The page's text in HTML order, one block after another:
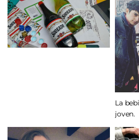
La
joven.